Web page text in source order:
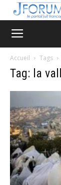
Accueil Tags
Tag: la